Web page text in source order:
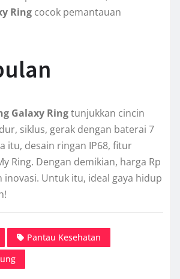
Ring cocok pemantauan
Galaxy Ringtunjukkan cincin
siklus, gerak dengan baterai 7
itu, desain ringan IP68, fitur
Ring. Dengan demikian, harga Rp
inovasi. Untuk itu, ideal gaya hidup
Pantau Kesehatan